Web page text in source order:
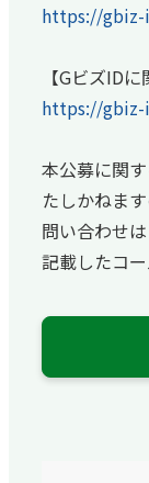
https://
【GビズID
https://
本公募に関
たしかねま
問い合わせ
記載したコ